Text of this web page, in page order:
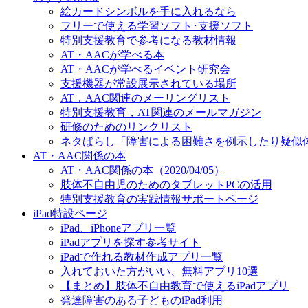
絵カードシンボルを手に入れるなら
フリーで使える学習ソフト･支援ソフト
特別支援教育で参考になる教材情報
AT・AACが学べる本
AT・AACが学べるイベント研究会
支援機器が常設展示されている場所
AT，AAC関連のメーリングリスト
特別支援教育，AT関連のメールマガジン
研修のためのリンクリスト
ネタばらし「障害による困難さを例示したり疑似
AT・AAC関係の本
AT・AAC関係の本（2020/04/05）
肢体不自由児のためのタブレットPCの活用
特別支援教育の実践情報サポートページ
iPad特設ページ
iPad、iPhoneアプリ一覧
iPadアプリを探す参考サイト
iPadで作れる教材作成アプリ一覧
入れておいた方がいい、無料アプリ10選
【まとめ】肢体不自由教育で使えるiPadアプリ
発達障害のある子どものiPad利用